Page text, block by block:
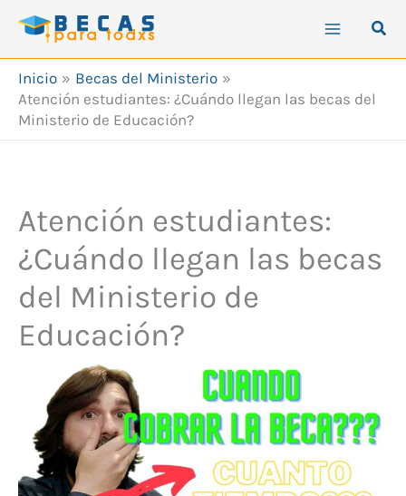
Inicio
Becas del Ministerio
Atención estudiantes: ¿Cuándo llegan las becas del
Ministerio de Educación?
Atención estudiantes:
¿Cuándo llegan las becas
del Ministerio de
Educación?